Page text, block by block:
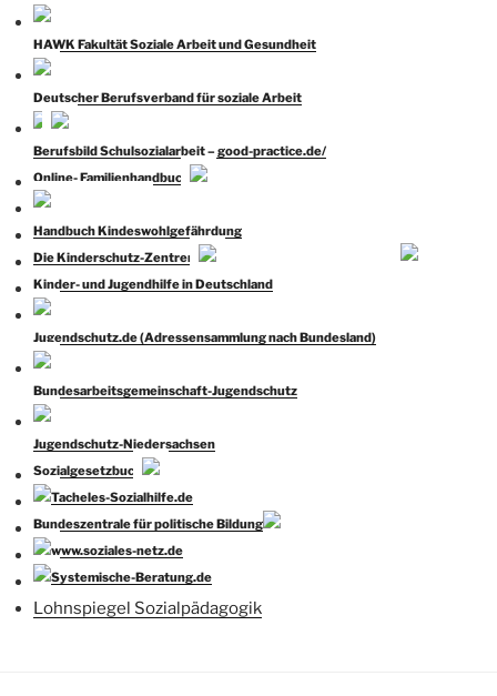
HAWK Fakultät Soziale Arbeit und Gesundheit
Deutscher Berufsverband für soziale Arbeit
BerufsbildSchulsozialarbeit– good-practice.de/
Online- Familienhandbuch
Handbuch Kindeswohlgefährdung
Die Kinderschutz-Zentren
Kinder- und Jugendhilfe in Deutschland
Jugendschutz.de (Adressensammlung nach Bundesland)
Bundesarbeitsgemeinschaft-Jugendschutz
Jugendschutz-Niedersachsen
Sozialgesetzbuch
Tacheles-Sozialhilfe.de
Bundeszentrale für politische Bildung
www.soziales-netz.de
Systemische-Beratung.de
Lohnspiegel Sozialpädagogik